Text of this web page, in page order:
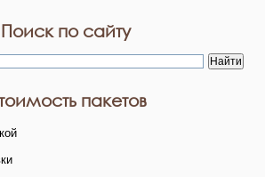
Поиск по сайту
пакетов